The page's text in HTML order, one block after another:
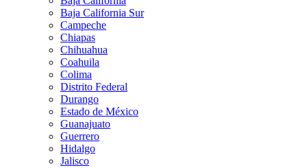
Baja California Sur
Campeche
Chiapas
Chihuahua
Coahuila
Colima
Distrito Federal
Durango
Estado de México
Guanajuato
Guerrero
Hidalgo
Jalisco